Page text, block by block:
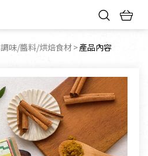
調味/醬料/烘焙食材 目前頁面：
產品內容